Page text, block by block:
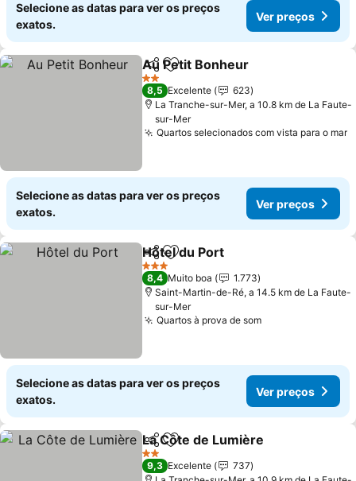
Selecione as datas para ver os preços
exatos.
Ver preços
PartilharAdicionar aos favoritos
Au Petit Bonheur
2 Estrelas
8,5 Excelente
623
La Tranche-sur-Mer, a 10.8 km de La Faute-
sur-Mer
Quartos selecionados com vista para o mar
Selecione as datas para ver os preços
exatos.
Ver preços
PartilharAdicionar aos favoritos
Hôtel du Port
3 Estrelas
8,4 Muito boa
1.773
Saint-Martin-de-Ré, a 14.5 km de La Faute-
sur-Mer
Quartos à prova de som
Selecione as datas para ver os preços
exatos.
Ver preços
PartilharAdicionar aos favoritos
La Côte de Lumière
2 Estrelas
9,3 Excelente
737